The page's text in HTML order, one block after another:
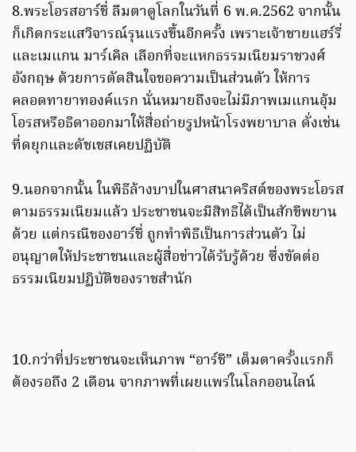
8.พระโอรสอาร์ชี่ ลืมตาดูโลกในวันที่ 6 พ.ค.2562 จากนั้น
ก็เกิดกระแสวิจารณ์รุนแรงขึ้นอีกครั้ง เพราะเจ้าชายแฮร์รี่
และเมแกน มาร์เคิล เลือกที่จะแหกธรรมเนียมราชวงศ์
อังกฤษ ด้วยการตัดสินใจขอความเป็นส่วนตัว ให้การ
คลอดทายาทองค์แรก นั่นหมายถึงจะไม่มีภาพเมแกนอุ้ม
โอรสหรือธิดาออกมาให้สื่อถ่ายรูปหน้าโรงพยาบาล ดั่งเช่น
ที่ดยุกและดัชเชสเคยปฏิบัติ
9.นอกจากนั้น ในพิธีล้างบาปในศาสนาคริสต์ของพระโอรส
ตามธรรมเนียมแล้ว ประชาชนจะมีสิทธิได้เป็นสักขีพยาน
ด้วย แต่กรณีของอาร์ชี่ ถูกทำพิธีเป็นการส่วนตัว ไม่
อนุญาตให้ประชาชนและผู้สื่อข่าวได้รับรู้ด้วย ซึ่งขัดต่อ
ธรรมเนียมปฏิบัติของราชสำนัก
10.กว่าที่ประชาชนจะเห็นภาพ “อาร์ชี” เต็มตาครั้งแรกก็
ต้องรอถึง 2 เดือน จากภาพที่เผยแพร่ในโลกออนไลน์